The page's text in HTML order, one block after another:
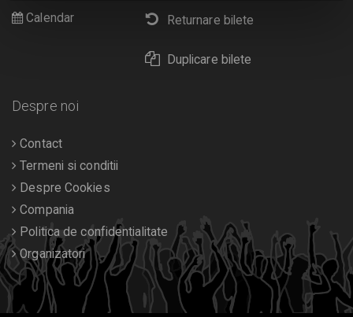
Returnare bilete
Duplicare bilete
Calendar
Despre noi
Contact
Termeni si conditii
Despre Cookies
Compania
Politica de confidentialitate
Organizatori